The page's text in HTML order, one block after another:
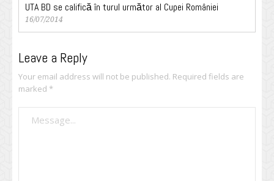
UTA BD se califică în turul următor al Cupei României
16/07/2014
Leave a Reply
Your email address will not be published. Required fields are
marked *